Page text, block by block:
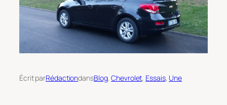
Écrit parRédactiondansBlog, Chevrolet, Essais, Une